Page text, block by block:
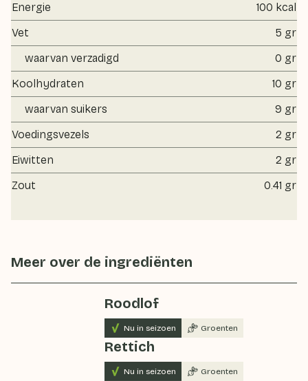
Energie
100 kcal
Vet
5 gr
waarvan verzadigd
0 gr
Koolhydraten
10 gr
waarvan suikers
9 gr
Voedingsvezels
2 gr
Eiwitten
2 gr
Zout
0.41 gr
Meer over de ingrediënten
Roodlof
Nu in seizoen Groenten
Rettich
Nu in seizoen Groenten